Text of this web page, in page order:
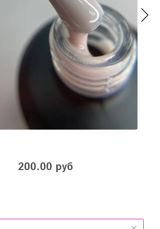
200.00 руб